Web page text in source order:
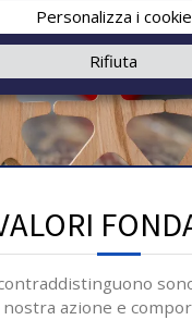
azione e
Personalizza i cookie
Rifiuta